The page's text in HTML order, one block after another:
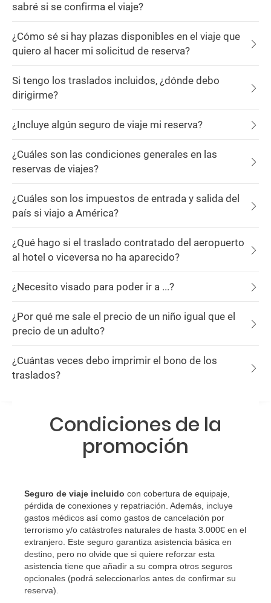
sabré si se confirma el viaje?
¿Cómo sé si hay plazas disponibles en el viaje que
quiero al hacer mi solicitud de reserva?
Si tengo los traslados incluidos, ¿dónde debo
dirigirme?
¿Incluye algún seguro de viaje mi reserva?
¿Cuáles son las condiciones generales en las
reservas de viajes?
¿Cuáles son los impuestos de entrada y salida del
país si viajo a América?
¿Qué hago si el traslado contratado del aeropuerto
al hotel o viceversa no ha aparecido?
¿Necesito visado para poder ir a ...?
¿Por qué me sale el precio de un niño igual que el
precio de un adulto?
¿Cuántas veces debo imprimir el bono de los
traslados?
Condiciones de la
promoción
Seguro de viaje incluido con cobertura de equipaje,
pérdida de conexiones y repatriación. Además, incluye
gastos médicos así como gastos de cancelación por
terrorismo y/o catástrofes naturales de hasta 3.000€ en el
extranjero. Este seguro garantiza asistencia básica en
destino, pero no olvide que si quiere reforzar esta
asistencia tiene que añadir a su compra otros seguros
opcionales (podrá seleccionarlos antes de confirmar su
reserva)